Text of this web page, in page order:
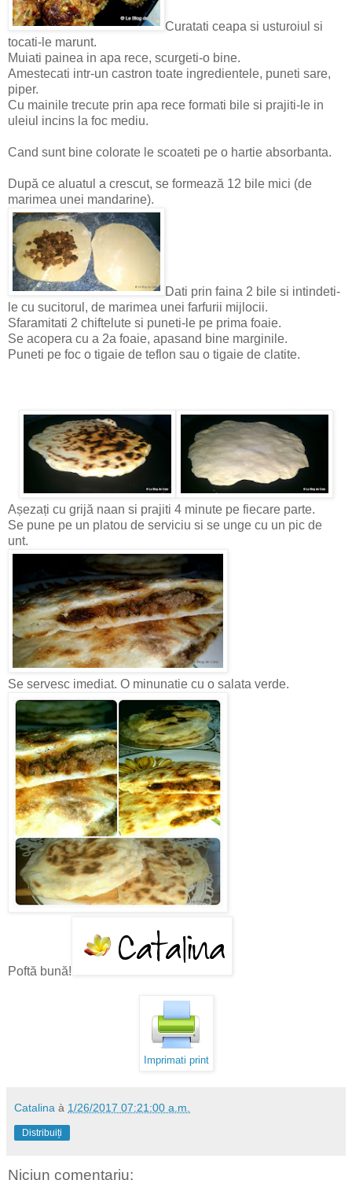
Curatati ceapa si usturoiul si
tocati-le marunt.
Muiati painea in apa rece, scurgeti-o bine.
Amestecati intr-un castron toate ingredientele, puneti sare,
piper.
Cu mainile trecute prin apa rece formati bile si prajiti-le in
uleiul incins la foc mediu.
Cand sunt bine colorate le scoateti pe o hartie absorbanta.
După ce aluatul a crescut, se formează 12 bile mici (de
marimea unei mandarine).
Dati prin faina 2 bile si intindeti-
le cu sucitorul, de marimea unei farfurii mijlocii.
Sfaramitati 2 chiftelute si puneti-le pe prima foaie.
Se acopera cu a 2a foaie, apasand bine marginile.
Puneti pe foc o tigaie de teflon sau o tigaie de clatite.
Așezați cu grijă naan si prajiti 4 minute pe fiecare parte.
Se pune pe un platou de serviciu si se unge cu un pic de
unt.
Se servesc imediat. O minunatie cu o salata verde.
Poftă bună!
Imprimati print
Catalina à 1/26/2017 07:21:00 a.m.
Distribuiți
Niciun comentariu: